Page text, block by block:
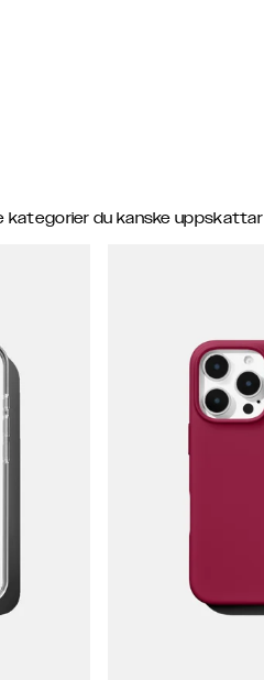
kategorier du kanske uppskattar